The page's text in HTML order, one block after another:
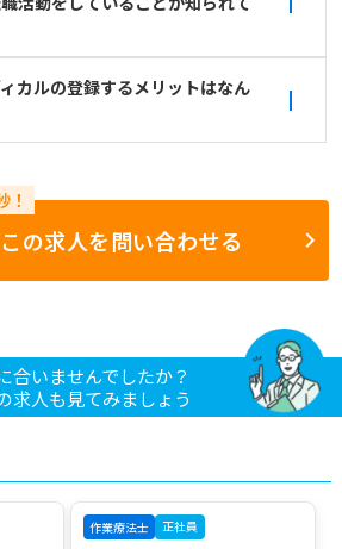
カルの登録するメリットはなん
この求人を問い合わせる
合いませんでしたか？
求人も見てみましょう
作業療法士 正社員